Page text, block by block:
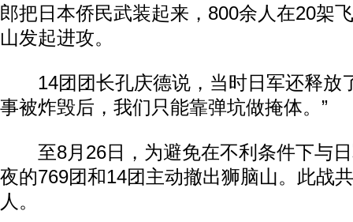
郎把日本侨民武装起来，800余人在20架
山发起进攻。
14团团长孔庆德说，当时日军还释放
事被炸毁后，我们只能靠弹坑做掩体。”
至8月26日，为避免在不利条件下与日
夜的769团和14团主动撤出狮脑山。此战
人。